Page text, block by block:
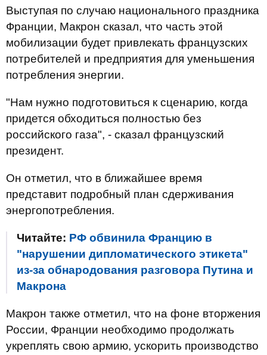
Выступая по случаю национального праздника
Франции, Макрон сказал, что часть этой
мобилизации будет привлекать французских
потребителей и предприятия для уменьшения
потребления энергии.
"Нам нужно подготовиться к сценарию, когда
придется обходиться полностью без
российского газа", - сказал французский
президент.
Он отметил, что в ближайшее время
представит подробный план сдерживания
энергопотребления.
Читайте: РФ обвинила Францию в
"нарушении дипломатического этикета"
из-за обнародования разговора Путина и
Макрона
Макрон также отметил, что на фоне вторжения
России, Франции необходимо продолжать
укреплять свою армию, ускорить производство